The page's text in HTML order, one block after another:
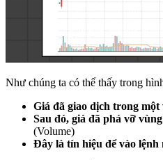
Như chúng ta có thể thấy trong
Giá đã giao dịch trong
Sau đó, giá đã phá vỡ
(Volume)
Đây là tín hiệu để vào lệnh